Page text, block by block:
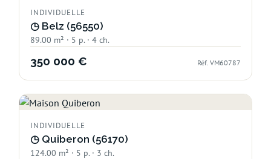
INDIVIDUELLE
◷ Belz (56550)
89.00 m² · 5 p. · 4 ch.
350 000 € Réf. VM60787
INDIVIDUELLE
◷ Quiberon (56170)
124.00 m² · 5 p. · 3 ch.